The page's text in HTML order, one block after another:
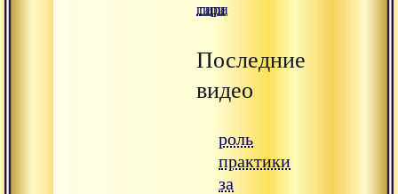
гири
гири
Последние
видео
роль
практики
за